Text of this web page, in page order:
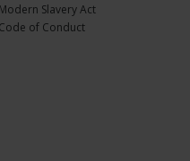
Modern Slavery Act
Code of Conduct